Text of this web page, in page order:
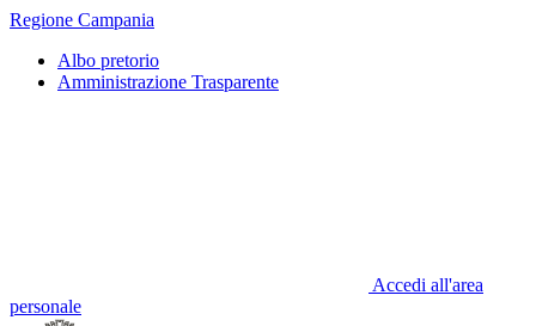
Regione Campania
Albo pretorio
Amministrazione Trasparente
Accedi all'area
personale